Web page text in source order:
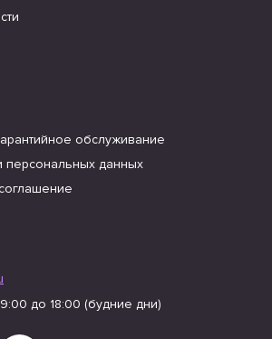
обслуживание
персональных данных
до 18:00 (будние дни)